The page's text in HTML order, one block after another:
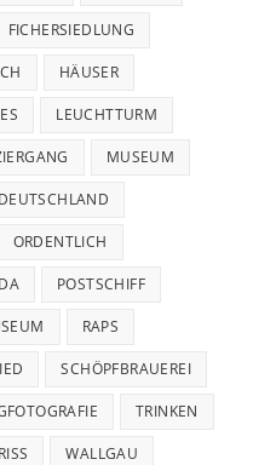
FICHERSIEDLUNG
HÄUSER
LEUCHTTURM
MUSEUM
ORDENTLICH
POSTSCHIFF
RAPS
SCHÖPFBRAUEREI
TRINKEN
WALLGAU